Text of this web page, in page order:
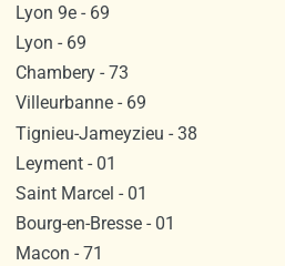
Lyon 9e - 69
Lyon - 69
Chambery - 73
Villeurbanne - 69
Tignieu-Jameyzieu - 38
Leyment - 01
Saint Marcel - 01
Bourg-en-Bresse - 01
Macon - 71